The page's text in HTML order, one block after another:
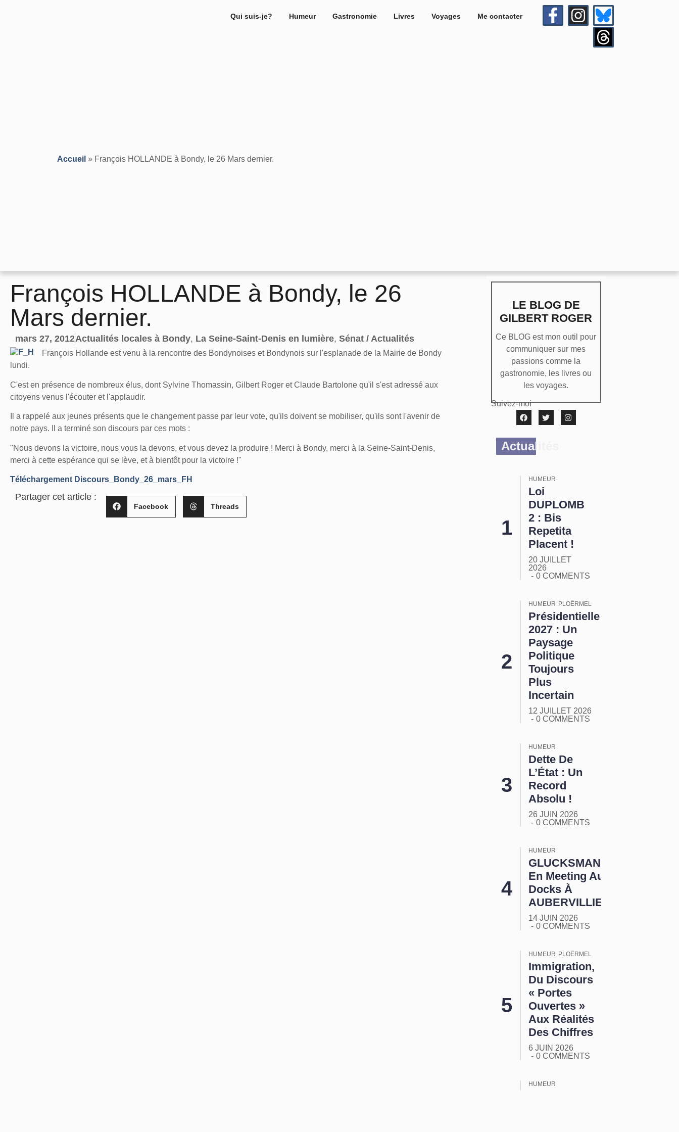
Qui suis-je? Humeur Gastronomie Livres Voyages Me contacter
Accueil » François HOLLANDE à Bondy, le 26 Mars dernier.
François HOLLANDE à Bondy, le 26
Mars dernier.
mars 27, 2012Actualités locales à Bondy, La Seine-Saint-Denis en lumière, Sénat / Actualités
François Hollande est venu à la rencontre des Bondynoises et Bondynois sur l'esplanade de la Mairie de Bondy
lundi.
C'est en présence de nombreux élus, dont Sylvine Thomassin, Gilbert Roger et Claude Bartolone qu'il s'est adressé aux
citoyens venus l'écouter et l'applaudir.
Il a rappelé aux jeunes présents que le changement passe par leur vote, qu'ils doivent se mobiliser, qu'ils sont l'avenir de
notre pays. Il a terminé son discours par ces mots :
"Nous devons la victoire, nous vous la devons, et vous devez la produire ! Merci à Bondy, merci à la Seine-Saint-Denis,
merci à cette espérance qui se lève, et à bientôt pour la victoire !"
Téléchargement Discours_Bondy_26_mars_FH
Partager cet article :
Facebook Threads
LE BLOG DE
GILBERT ROGER
Ce BLOG est mon outil pour
communiquer sur mes
passions comme la
gastronomie, les livres ou
les voyages.
Suivez-moi
Actualités
HUMEUR
Loi
DUPLOMB
2 : Bis
Repetita
Placent !
20 JUILLET
2026
0 COMMENTS
HUMEUR PLOËRMEL
Présidentielle
2027 : Un
Paysage
Politique
Toujours
Plus
Incertain
12 JUILLET 2026
0 COMMENTS
HUMEUR
Dette De
L’État : Un
Record
Absolu !
26 JUIN 2026
0 COMMENTS
HUMEUR
GLUCKSMANN
En Meeting Aux
Docks À
AUBERVILLIERS
14 JUIN 2026
0 COMMENTS
HUMEUR PLOËRMEL
Immigration,
Du Discours
« Portes
Ouvertes »
Aux Réalités
Des Chiffres
6 JUIN 2026
0 COMMENTS
HUMEUR